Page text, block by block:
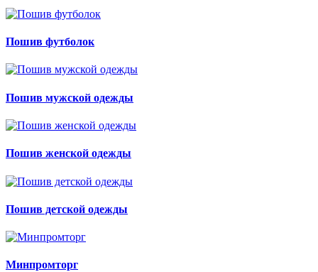
Пошив футболок
Пошив мужской одежды
Пошив женской одежды
Пошив детской одежды
Минпромторг